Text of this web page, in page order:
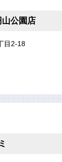
公園店
目2-18